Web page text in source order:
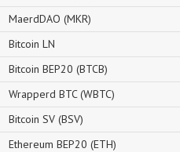
MaerdDAO (MKR)
Bitcoin LN
Bitcoin BEP20 (BTCB)
Wrapperd BTC (WBTC)
Bitcoin SV (BSV)
Ethereum BEP20 (ETH)